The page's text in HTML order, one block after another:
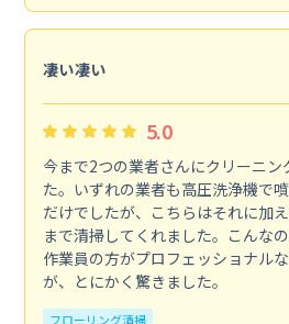
凄い凄い
5.0
今まで2つの業者さんにクリーニン
た。いずれの業者も高圧洗浄機で
だけでしたが、こちらはそれに加
まで清掃してくれました。こんな
作業員の方がプロフェッショナル
が、とにかく驚きました。
フローリング清掃